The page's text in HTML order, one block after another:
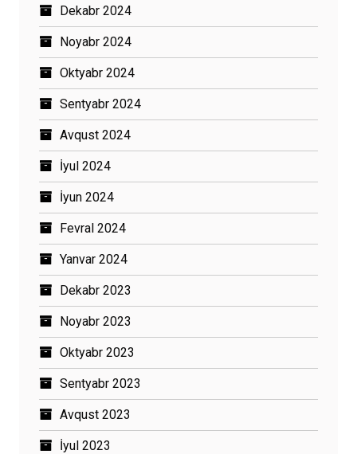
Dekabr 2024
Noyabr 2024
Oktyabr 2024
Sentyabr 2024
Avqust 2024
İyul 2024
İyun 2024
Fevral 2024
Yanvar 2024
Dekabr 2023
Noyabr 2023
Oktyabr 2023
Sentyabr 2023
Avqust 2023
İyul 2023